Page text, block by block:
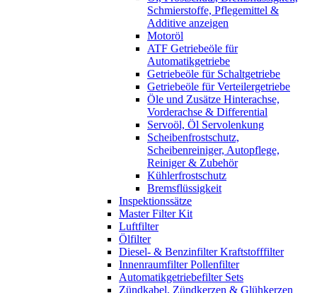
Schmierstoffe, Pflegemittel &
Additive anzeigen
Motoröl
ATF Getriebeöle für
Automatikgetriebe
Getriebeöle für Schaltgetriebe
Getriebeöle für Verteilergetriebe
Öle und Zusätze Hinterachse,
Vorderachse & Differential
Servoöl, Öl Servolenkung
Scheibenfrostschutz,
Scheibenreiniger, Autopflege,
Reiniger & Zubehör
Kühlerfrostschutz
Bremsflüssigkeit
Inspektionssätze
Master Filter Kit
Luftfilter
Ölfilter
Diesel- & Benzinfilter Kraftstofffilter
Innenraumfilter Pollenfilter
Automatikgetriebefilter Sets
Zündkabel, Zündkerzen & Glühkerzen